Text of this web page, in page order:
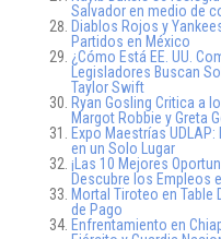
Salvador en medio de
Diablos Rojos y
Partidos en México
¿Cómo Está EE. UU.
Legisladores Buscan
Taylor Swift
Ryan Gosling Critica a
Margot Robbie y Greta
Expo Maestrías
en un Solo Lugar
¡Las 10 Mejores
Descubre los Empleos
Mortal Tiroteo en Table
de Pago
Enfrentamiento en